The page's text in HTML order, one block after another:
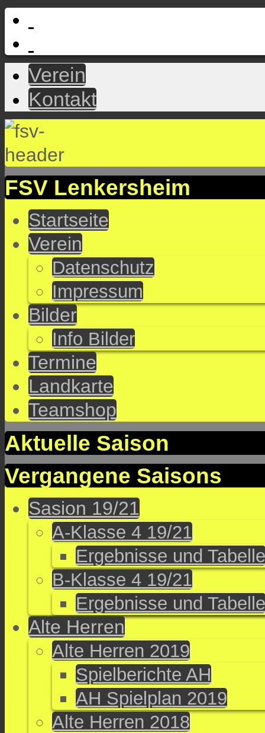
Verein
Kontakt
FSV Lenkersheim
Startseite
Verein
Datenschutz
Impressum
Bilder
Info Bilder
Termine
Landkarte
Teamshop
Aktuelle Saison
Vergangene Saisons
Sasion 19/21
A-Klasse 4 19/21
Ergebnisse und Tabelle
B-Klasse 4 19/21
Ergebnisse und Tabelle
Alte Herren
Alte Herren 2019
Spielberichte AH
AH Spielplan 2019
Alte Herren 2018